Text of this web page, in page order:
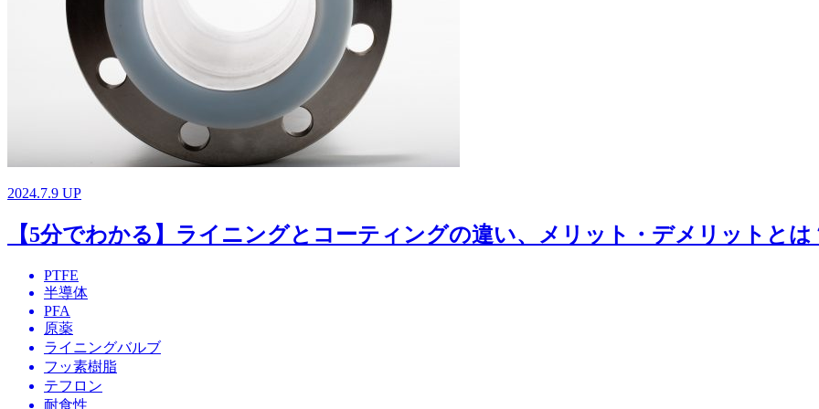
2024.7.9 UP
【5分でわかる】ライニングとコーティングの違い、メリット・デメリットとは
PTFE
半導体
PFA
原薬
ライニングバルブ
フッ素樹脂
テフロン
耐食性